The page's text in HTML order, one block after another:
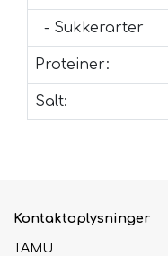
- Sukkerarter
Proteiner:
Salt:
Kontaktoplysninger
TAMU